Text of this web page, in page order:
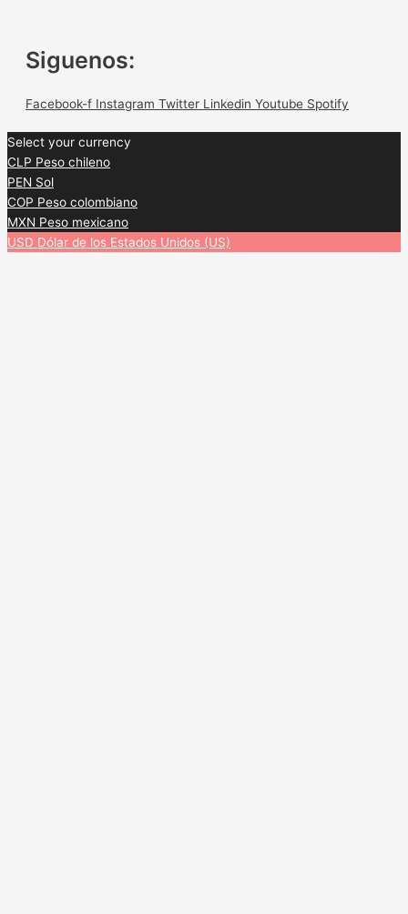
Siguenos:
Facebook-f Instagram Twitter Linkedin Youtube Spotify
Select your currency
CLP Peso chileno
PEN Sol
COP Peso colombiano
MXN Peso mexicano
USD Dólar de los Estados Unidos (US)